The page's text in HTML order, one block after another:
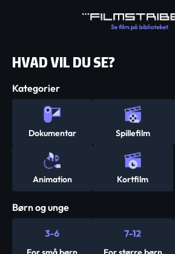
HVAD VIL DU SE?
Kategorier
Dokumentar Spillefilm
Animation Kortfilm
Børn og unge